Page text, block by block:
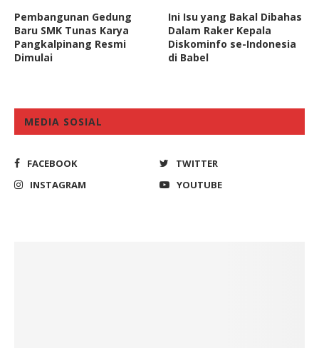
Pembangunan Gedung
Baru SMK Tunas Karya
Pangkalpinang Resmi
Dimulai
Ini Isu yang Bakal Dibahas
Dalam Raker Kepala
Diskominfo se-Indonesia
di Babel
MEDIA SOSIAL
FACEBOOK
TWITTER
INSTAGRAM
YOUTUBE